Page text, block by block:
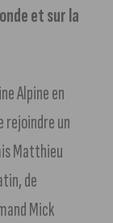
et sur la
Alpine en
rejoindre un
Matthieu
de
Mick